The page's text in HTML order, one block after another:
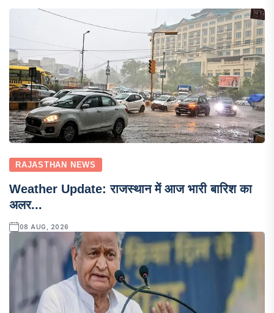
RAJASTHAN NEWS
Weather Update: राजस्थान में आज भारी बारिश का
अलर...
08 AUG, 2026